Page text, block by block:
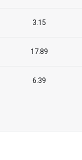
3.15
17.89
6.39